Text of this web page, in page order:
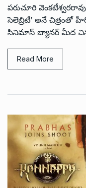
పరుచూరి
సెలెబ్రిటీ’ అనే చిత్రంతో
సినిమాస్ బ్యానర్ మీద
Read More